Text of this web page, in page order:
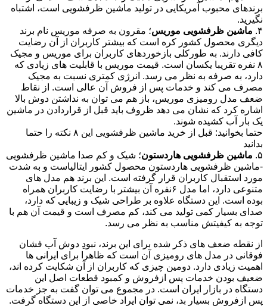
برندهای محبوب آمریکایی در تولید ماشین ظرفشویی است، اشتباه
نگیرید.
۴. ماشین ظرفشویی موریس؛ مقرون به صرفه موریس نام برند
دیگری محصول کشور کره است که بیشتر کاربران از آن رضایت
کافی دارند. به طورکلی بازخوردهای کاربران برای موریس و مجیک
۸ نفره تقریبا یکسان است. قیمت موریس با قابلیت های زیادی که
دارد، به صرفه به نظر می رسد. انرژی کمتری نسبت به مجیک
مصرف می کند و خدمات پس از فروش آن عالی است. از نقاط
ضعف مدل رومیزی موریس، باز هم می توان به نداشتن دوش بالا
اشاره کرد که نشان می دهد ظروف باید قبل از قراردادن در ماشین
یک بار آب کشیده شوند.
حتما بخوانید: قبل از خرید ماشین ظرفشویی این ۸ نکته را حتما
بدانید
۵. ماشین ظرفشویی هاردستون؛ شیک و کم صدا ماشین ظرفشویی
-ماشین ظرفشویی هاردستون محصول کشور ایتالیاست و به شدت
مورد استقبال کاربران قرار گرفته است. این برند هم مدل های
متنوعی دارد، اما مدل ۶نفره آن بیشتر با رضایت کاربران همراه
بوده است. این دستگاه علاوه بر طراحی شیک و زیبایی که دارد،
صدای بسیار کمی تولید می کند، کم مصرف است و قیمت آن هم با
توجه به کیفیتش مناسب به نظر می رسد.
از نقطه ضعف های ذکر شده برای این برند، نبودِ دوش آب فشان
فوقانی در مدل های رومیزی آن است که ظاهرا برای ایرانی ها
اهمیت زیادی دارد. دومین چیزی که کاربران از آن شکایت کرده اند،
ضعیف بودن خدمات پس ازفروش و کمبود قطعات اصل این
دستگاه در بازار ایران است. در مجموع می توان گفت به جز خدمات
پس ازفروش بسیار بد، نمی توان ایراد خاصی از این دستگاه گرفت.